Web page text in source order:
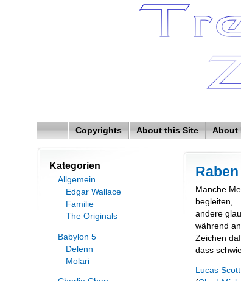
Copyrights About this Site About
Raben
Manche
begleiten,
andere
während
Zeichen
dass
Lucas Scott
Kategorien
Allgemein
Edgar Wallace
Familie
The Originals
Babylon 5
Delenn
Molari